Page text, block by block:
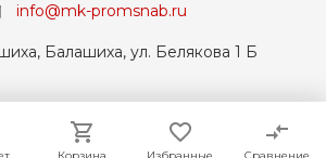
info@mk-promsnab.ru
Балашиха, ул. Белякова 1 Б
Universe, Все права защищены